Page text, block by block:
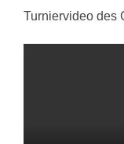
Turniervideo des